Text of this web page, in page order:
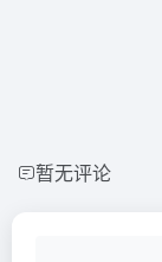
暂无评论